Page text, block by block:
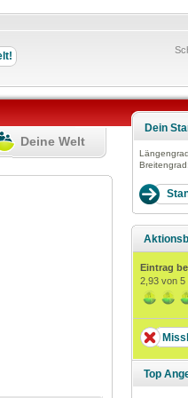
Deine Welt
Dein
Breitengrad:
Eintrag
2,93 von 5
Top